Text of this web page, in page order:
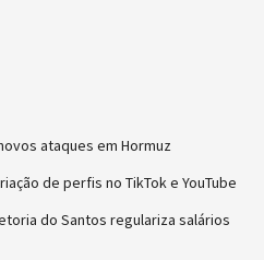
ataques em Hormuz
de perfis no TikTok e YouTube
do Santos regulariza salários